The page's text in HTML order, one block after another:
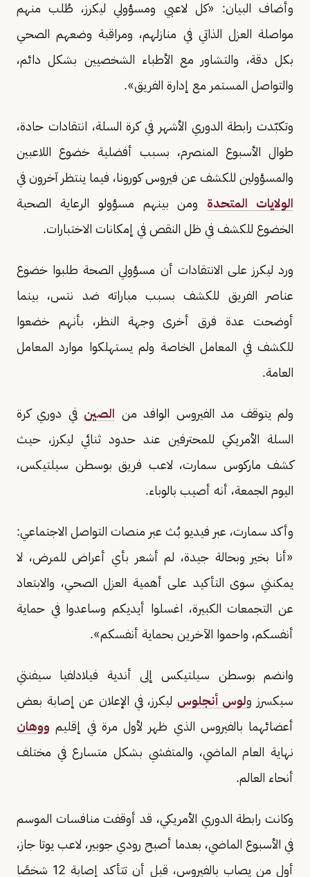
وأضاف البيان: «كل لاعبي ومسؤولي ليكرز، طُلب منهم
مواصلة العزل الذاتي في منازلهم، ومراقبة وضعهم الصحي
بكل دقة، والتشاور مع الأطباء الشخصيين بشكل دائم،
والتواصل المستمر مع إدارة الفريق».
وتكبّدت رابطة الدوري الأشهر في كرة السلة، انتقادات حادة،
طوال الأسبوع المنصرم، بسبب أفضلية خضوع اللاعبين
والمسؤولين للكشف عن فيروس كورونا، فيما ينتظر آخرون في
الولايات المتحدة ومن بينهم مسؤولو الرعاية الصحية
الخضوع للكشف في ظل النقص في إمكانات الاختبارات.
ورد ليكرز على الانتقادات أن مسؤولي الصحة طلبوا خضوع
عناصر الفريق للكشف بسبب مباراته ضد نتس، بينما
أوضحت عدة فرق أخرى وجهة النظر، بأنهم خضعوا
للكشف في المعامل الخاصة ولم يستهلكوا موارد المعامل
العامة.
ولم يتوقف مد الفيروس الوافد من الصين في دوري كرة
السلة الأمريكي للمحترفين عند حدود ثنائي ليكرز، حيث
كشف ماركوس سمارت، لاعب فريق بوسطن سيلتيكس،
اليوم الجمعة، أنه أصيب بالوباء.
وأكد سمارت، عبر فيديو بُث عبر منصات التواصل الاجتماعي:
«أنا بخير وبحالة جيدة، لم أشعر بأي أعراض للمرض، لا
يمكنني سوى التأكيد على أهمية العزل الصحي، والابتعاد
عن التجمعات الكبيرة، اغسلوا أيديكم وساعدوا في حماية
أنفسكم، واحموا الآخرين بحماية أنفسكم».
وانضم بوسطن سيلتيكس إلى أندية فيلادلفيا سيفنتي
سيكسرز ولوس أنجلوس ليكرز، في الإعلان عن إصابة بعض
أعضائهما بالفيروس الذي ظهر لأول مرة في إقليم ووهان
نهاية العام الماضي، والمتفشي بشكل متسارع في مختلف
أنحاء العالم.
وكانت رابطة الدوري الأمريكي، قد أوقفت منافسات الموسم
في الأسبوع الماضي، بعدما أصبح رودي جوبير، لاعب يوتا جاز،
أول من يصاب بالفيروس، قبل أن تتأكد إصابة 12 شخصًا